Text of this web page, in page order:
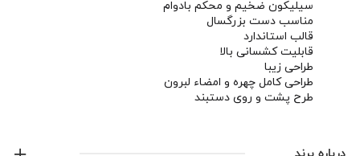
سیلیکون ضخیم و محکم بادوام
مناسب دست بزرگسال
قالب استاندارد
قابلیت کشسانی بالا
طراحی زیبا
طراحی کامل چهره و امضاء لبرون
طرح پشت و روی دستبند